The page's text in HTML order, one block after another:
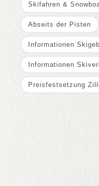
WINTER IM ZILLERTAL
Skifahren &
Abseits der Pisten
Informationen
Informationen
Preisfestsetzung